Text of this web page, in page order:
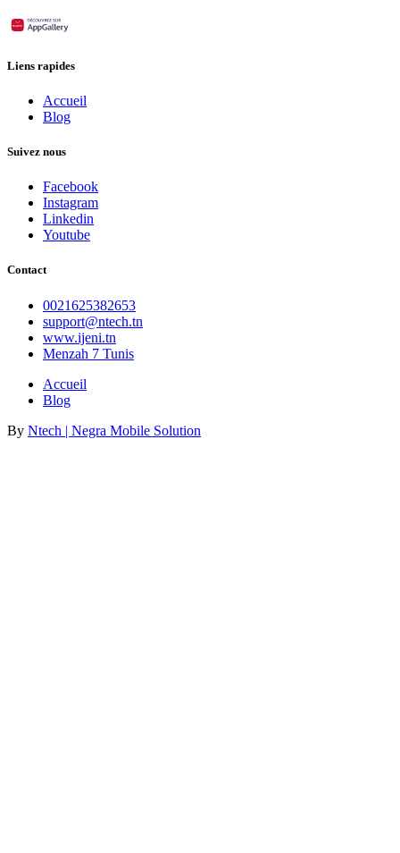
Liens rapides
Accueil
Blog
Suivez nous
Facebook
Instagram
Linkedin
Youtube
Contact
0021625382653
support@ntech.tn
www.ijeni.tn
Menzah 7 Tunis
Accueil
Blog
By Ntech | Negra Mobile Solution